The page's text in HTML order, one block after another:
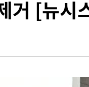
도'…열화상 카메라로 본 폭
"메카 3국 방위협정은 이란
건설한 레바논 남부에서 레
거 [뉴시